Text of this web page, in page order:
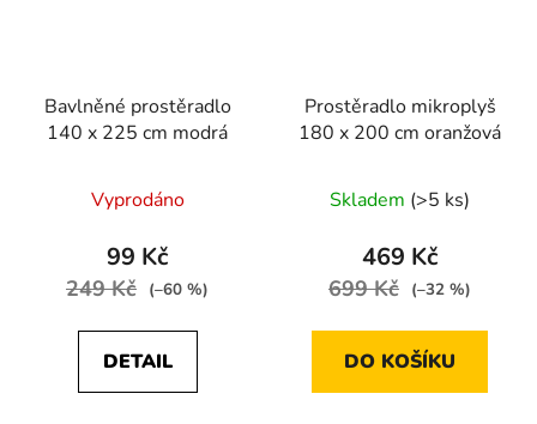
Bavlněné prostěradlo
140 x 225 cm modrá
Vyprodáno
99 Kč
249 Kč (–60 %)
DETAIL
Prostěradlo mikroplyš
180 x 200 cm oranžová
Skladem (>5 ks)
469 Kč
699 Kč (–32 %)
DO KOŠÍKU